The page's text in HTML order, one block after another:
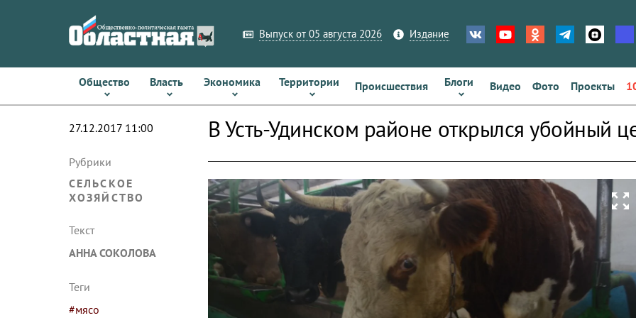
Выпуск от 05 августа 2026 Издание
Общество Власть Экономика Территории Происшествия Блоги Видео Фото Проекты
27.12.2017 11:00
Рубрики
СЕЛЬСКОЕ
ХОЗЯЙСТВО
Текст
АННА СОКОЛОВА
Теги
#мясо
В Усть-Удинском районе открылся убойный
zoom_out_map